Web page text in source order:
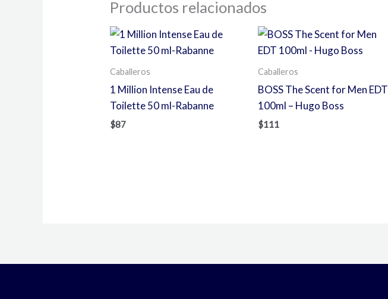
Productos relacionados
Caballeros
1 Million Intense Eau de
Toilette 50 ml-Rabanne
$87
Caballeros
BOSS The Scent for Men EDT
100ml – Hugo Boss
$111